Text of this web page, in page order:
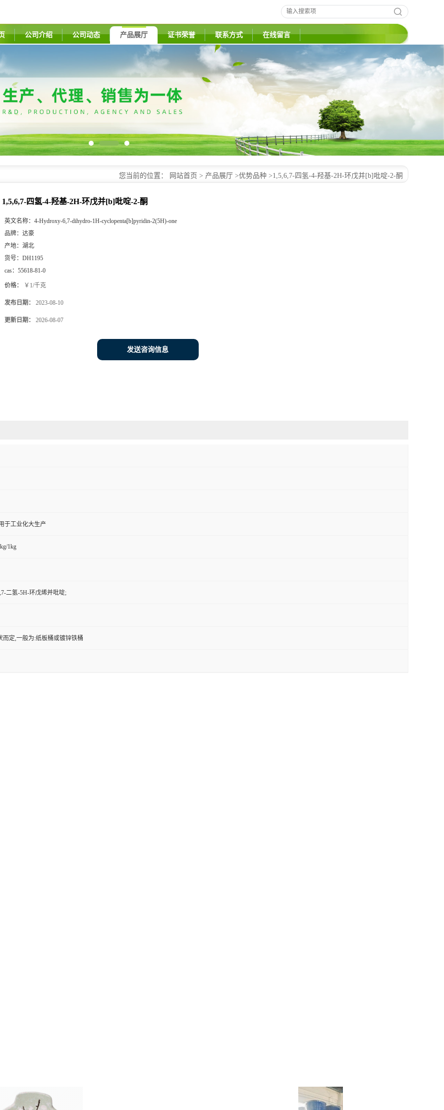
公司介绍 公司动态 产品展厅 证书荣誉 联系方式 在线留言
您当前的位置： 网站首页 > 产品展厅 >优势品种 >1,5,6,7-四氢-4-羟基-2H-环戊并[b]吡啶-2-酮
1,5,6,7-四氢-4-羟基-2H-环戊并[b]吡啶-2-酮
英文名称： 4-Hydroxy-6,7-dihydro-1H-cyclopenta[b]pyridin-2(5H)-one
品牌： 达豪
产地： 湖北
货号： DH1195
cas： 55618-81-0
价格： ￥1/千克
发布日期： 2023-08-10
更新日期： 2026-08-07
发送咨询信息
于工业化大生产
1kg
二氢-5H-环戊烯并吡啶;
而定,一般为:纸板桶或镀锌铁桶